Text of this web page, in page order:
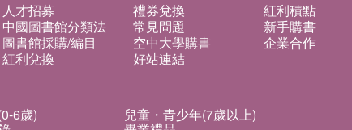
人才招募 禮券兌換
紅利積點
中國圖書館分類法 常見問題
新手購書
圖書館採購/編目 空中大學購書
企業合作
紅利兌換 好站連結
6歲) 兒童・青少年(7歲以上)